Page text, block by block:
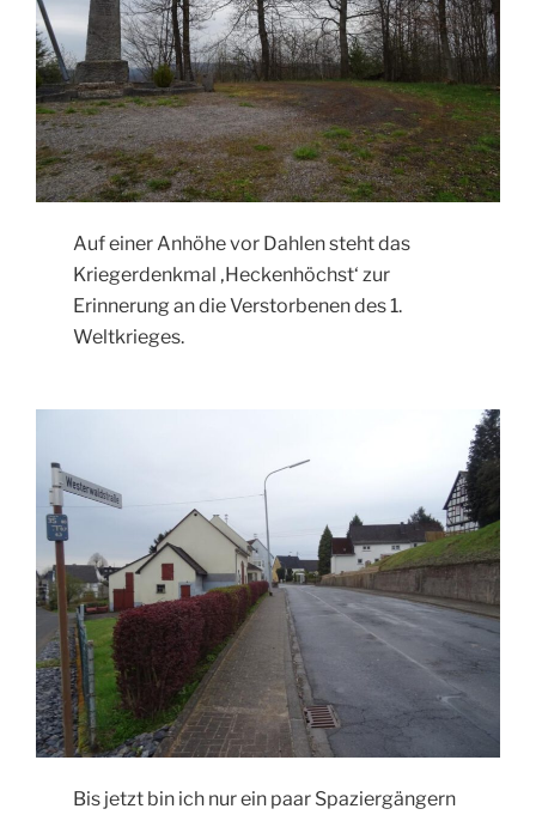
Auf einer Anhöhe vor Dahlen steht das
Kriegerdenkmal ‚Heckenhöchst‘ zur
Erinnerung an die Verstorbenen des 1.
Weltkrieges.
Bis jetzt bin ich nur ein paar Spaziergängern